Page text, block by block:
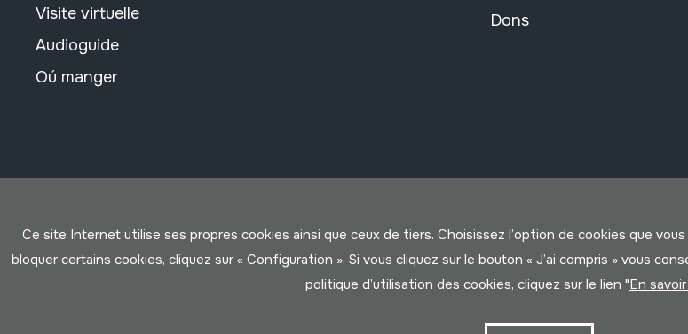
Visite virtuelle
Audioguide
Oú manger
Dons
Ce site Internet utilise ses propres cookies ainsi que ceux de tiers. Choisissez l’option de cookies que
bloquer certains cookies, cliquez sur « Configuration ». Si vous cliquez sur le bouton « J’ai compris » vous
politique d’utilisation des cookies, cliquez sur le lien "En